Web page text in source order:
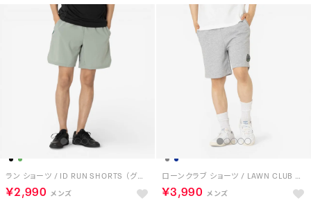
ラン ショーツ / ID RUN SHORTS （グリーン）
￥2,990
ローンクラブ ショーツ / LAWN CLUB SHORT （グレー）
￥3,990